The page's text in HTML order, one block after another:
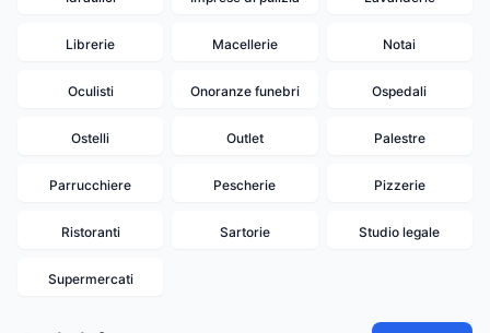
Librerie Macellerie Notai
Oculisti Onoranze funebri Ospedali
Ostelli Outlet Palestre
Parrucchiere Pescherie Pizzerie
Ristoranti Sartorie Studio legale
Supermercati